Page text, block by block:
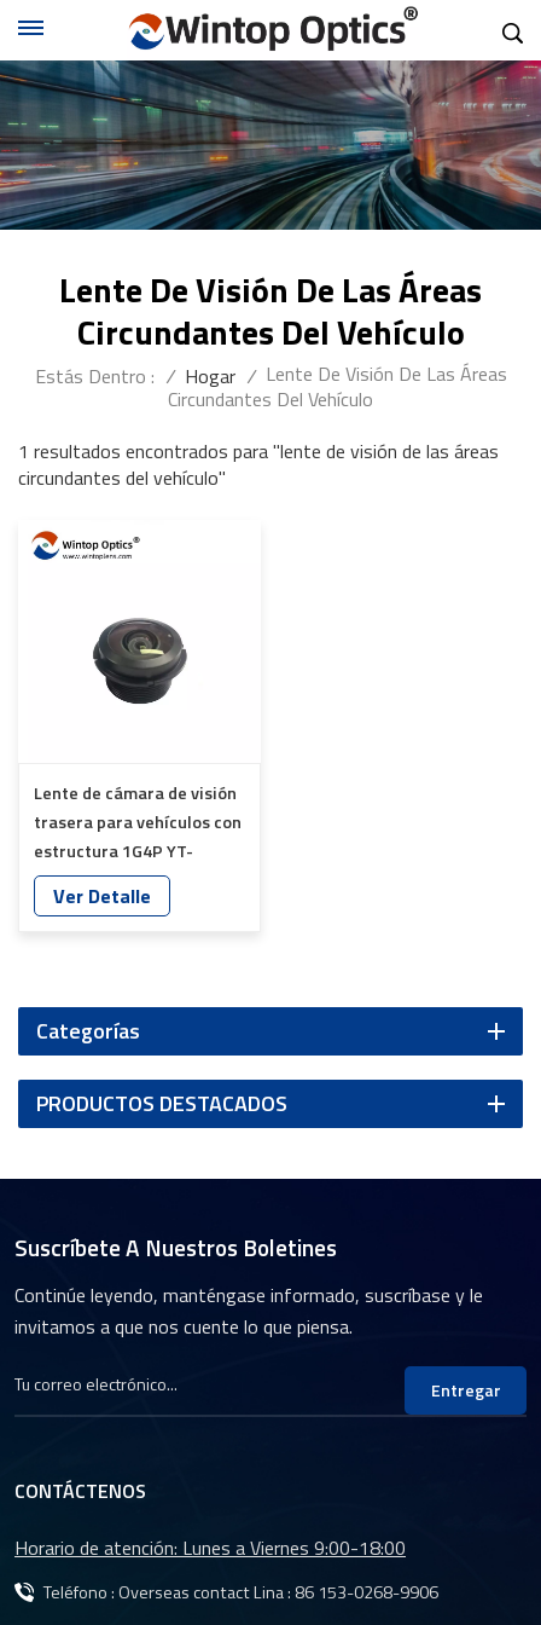
Lente De Visión De Las Áreas
Circundantes Del Vehículo
Estás Dentro : / Hogar / Lente De Visión De Las Áreas
Circundantes Del Vehículo
1 resultados encontrados para "lente de visión de las áreas
circundantes del vehículo"
Lente de cámara de visión
trasera para vehículos con
estructura 1G4P YT-
7716P-E1
Ver Detalle
Categorías
PRODUCTOS DESTACADOS
Suscríbete A Nuestros Boletines
Continúe leyendo, manténgase informado, suscríbase y le
invitamos a que nos cuente lo que piensa.
Entregar
CONTÁCTENOS
Horario de atención: Lunes a Viernes 9:00-18:00
Teléfono : Overseas contact Lina : 86 153-0268-9906